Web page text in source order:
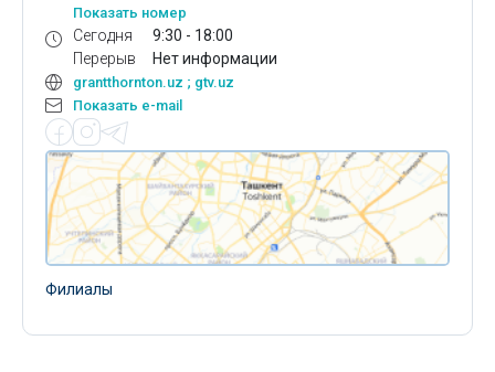
Показать номер
Сегодня
Перерыв
9:30 - 18:00
Нет информации
grantthornton.uz ; gtv.uz
Показать e-mail
Филиалы